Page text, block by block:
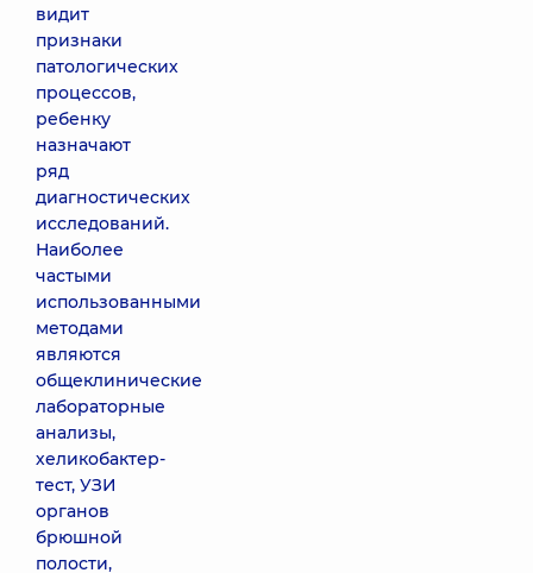
видит
признаки
патологических
процессов,
ребенку
назначают
ряд
диагностических
исследований.
Наиболее
частыми
использованными
методами
являются
общеклинические
лабораторные
анализы,
хеликобактер-
тест, УЗИ
органов
брюшной
полости,